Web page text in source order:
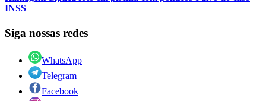
INSS
Siga nossas redes
WhatsApp
Telegram
Facebook